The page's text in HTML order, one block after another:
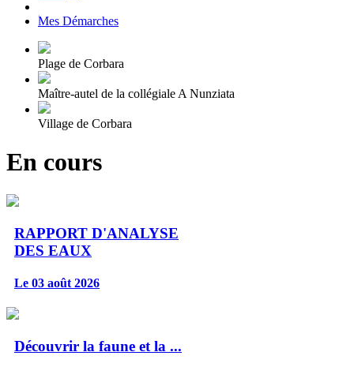
|Mes Démarches
Plage de Corbara
Maître-autel de la collégiale A Nunziata
Village de Corbara
En cours
RAPPORT D'ANALYSE
DES EAUX
Le 03 août 2026
Découvrir la faune et la ...